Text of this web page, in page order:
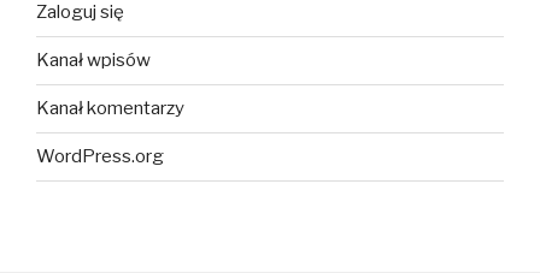
Zaloguj się
Kanał wpisów
Kanał komentarzy
WordPress.org